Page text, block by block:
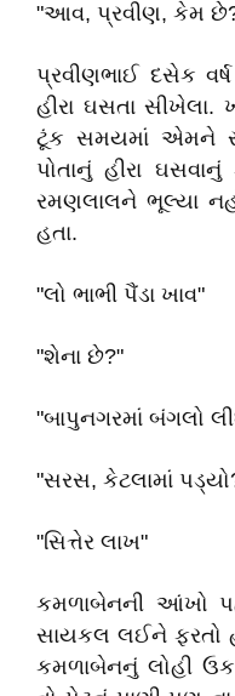
"આવ, પ્રવીણ, કેમ
પ્રવીણભાઈ દસેક
હીરા ઘસતા
ટૂંક સમયમાં એમને
પોતાનું હીરા
રમણલાલને ભૂલ્યા
હતા.
"લો ભાભી પૈંડા ખાવ"
"શેના છે?"
"બાપુનગરમાં બંગલો
"સરસ, કેટલામાં
"સિત્તેર લાખ"
કમળાબેનની આંખો
સાયકલ લઈને ફરતો
કમળાબેનનું લોહી